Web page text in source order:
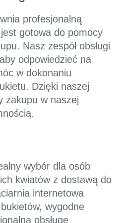
profesjonalną
gotowa do pomocy
Nasz zespół obsługi
odpowiedzieć na
w dokonaniu
Dzięki naszej
zakupu w naszej
wybór dla osób
kwiatów z dostawą do
internetowa
wygodne
obsługę